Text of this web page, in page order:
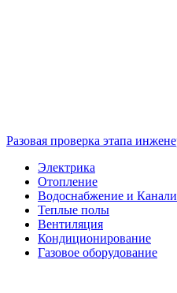
Разовая проверка этапа
Электрика
Отопление
Водоснабжение и
Теплые полы
Вентиляция
Кондиционирование
Газовое оборудование